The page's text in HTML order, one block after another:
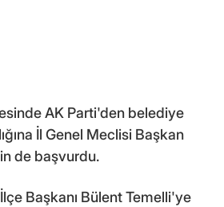
AK Parti'den belediye
İl Genel Meclisi Başkan
de başvurdu.
Başkanı Bülent Temelli'ye